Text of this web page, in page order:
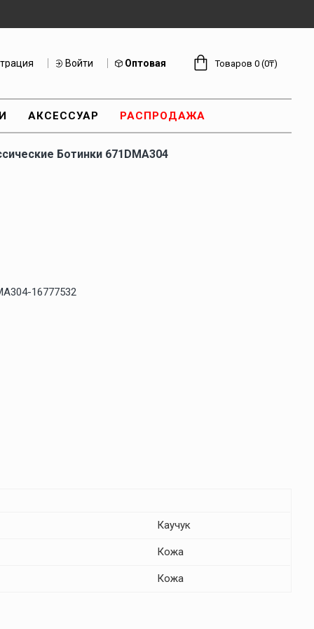
Войти Оптовая Товаров 0 (0₸)
АКСЕССУАР РАСПРОДАЖА
Ботинки 671DMA304
16777532
Каучук
Кожа
Кожа